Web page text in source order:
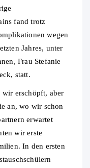
fand trotz
wegen
Jahres, unter
Frau Stefanie
statt.
wir erschöpft, aber
an, wo wir schon
erwartet
wir erste
In den ersten